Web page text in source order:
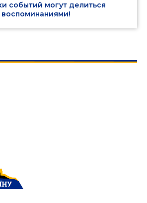
событий могут делиться
воспоминаниями!